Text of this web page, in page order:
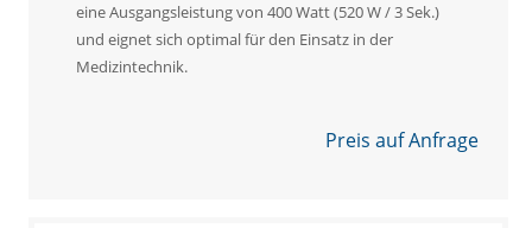
eine Ausgangsleistung von 400 Watt (520 W / 3 Sek.)
und eignet sich optimal für den Einsatz in der
Medizintechnik.
Preis auf Anfrage